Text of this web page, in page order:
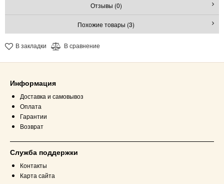
Отзывы (0)
Похожие товары (3)
В закладки В сравнение
Информация
Доставка и самовывоз
Оплата
Гарантии
Возврат
Служба поддержки
Контакты
Карта сайта